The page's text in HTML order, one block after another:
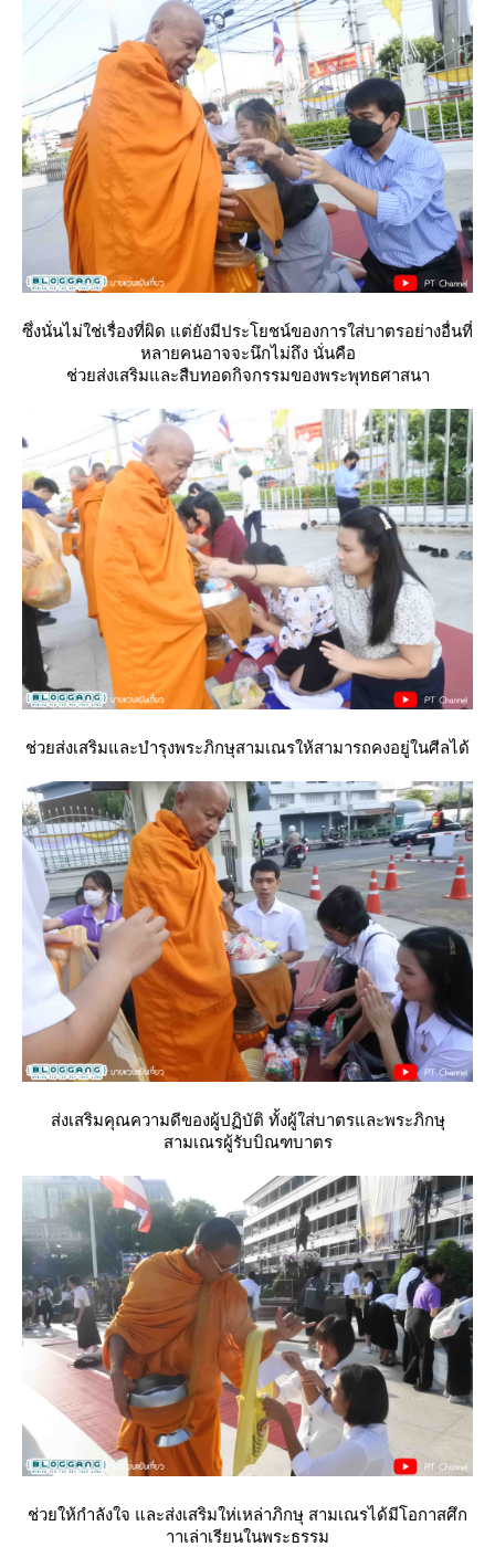
ซึ่งนั่นไม่ใช่เรื่องที่ผิด แต่ยังมีประโยชน์ของการใส่บาตรอย่างอื่นที่
หลายคนอาจจะนึกไม่ถึง นั่นคือ
ช่วยส่งเสริมและสืบทอดกิจกรรมของพระพุทธศาสนา
ช่วยส่งเสริมและบำรุงพระภิกษุสามเณรให้สามารถคงอยู่ในศีลได้
ส่งเสริมคุณความดีของผู้ปฏิบัติ ทั้งผู้ใส่บาตรและพระภิกษุ
สามเณรผู้รับบิณฑบาตร
ช่วยให้กำลังใจ และส่งเสริมให่เหล่าภิกษุ สามเณรได้มีโอกาสศึก
าาเล่าเรียนในพระธรรม